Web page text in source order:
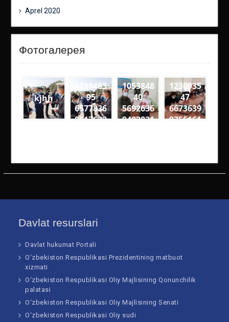
Aprel 2020
Фотогалерея
kjhh
1219483
95
6577836
0517632
5906 n
1053848
40
5692636
9402831
62468 n
1230935
47
6673639
9755161
61205 n
Davlat resurslari
Davlat hukumat Portali
O‘zbekiston Respublikasi Prezidentining matbuot
xizmati
O‘zbekiston Respublikasi Oliy Majlisining Qonunchilik
palatasi
O‘zbekiston Respublikasi Oliy Majlisining Senati
O‘zbekiston Respublikasi Oliy sudi